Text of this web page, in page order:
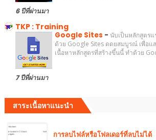
6 ปีที่ผ่านมา
TKP : Training
Google Sites - นับเป็นหลักสูตร
ด้วย Google Sites ดดยสมบูรณ์ เพื่อแ
เนื้อหาหลักสูตรที่สร้างขึ้นนี้ ทำด้วย
7 ปีที่ผ่านมา
สาระเนื้อหาแนะนำ
การลบไฟล์หรือโฟลเดอร์ที่ลบไม่ได้